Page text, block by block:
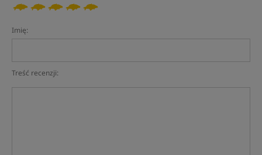
Imię:
Treść recenzji: